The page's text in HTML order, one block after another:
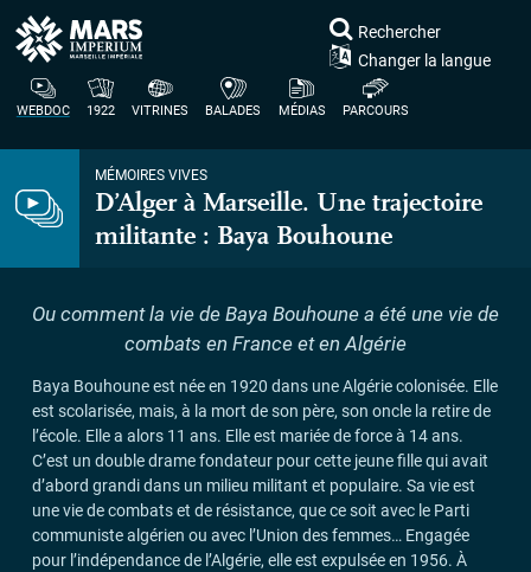
WEBDOC 1922 VITRINES BALADES MÉDIAS PARCOURS
Rechercher
Changer la langue
MÉMOIRES VIVES
D’Alger à Marseille. Une trajectoire
militante : Baya Bouhoune
Ou comment la vie de Baya Bouhoune a été une vie de
combats en France et en Algérie
Baya Bouhoune est née en 1920 dans une Algérie colonisée. Elle
est scolarisée, mais, à la mort de son père, son oncle la retire de
l’école. Elle a alors 11 ans. Elle est mariée de force à 14 ans.
C’est un double drame fondateur pour cette jeune fille qui avait
d’abord grandi dans un milieu militant et populaire. Sa vie est
une vie de combats et de résistance, que ce soit avec le Parti
communiste algérien ou avec l’Union des femmes… Engagée
pour l’indépendance de l’Algérie, elle est expulsée en 1956. À